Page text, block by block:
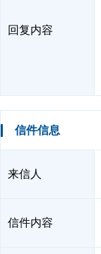
回复内容
信件信息
来信人
信件内容